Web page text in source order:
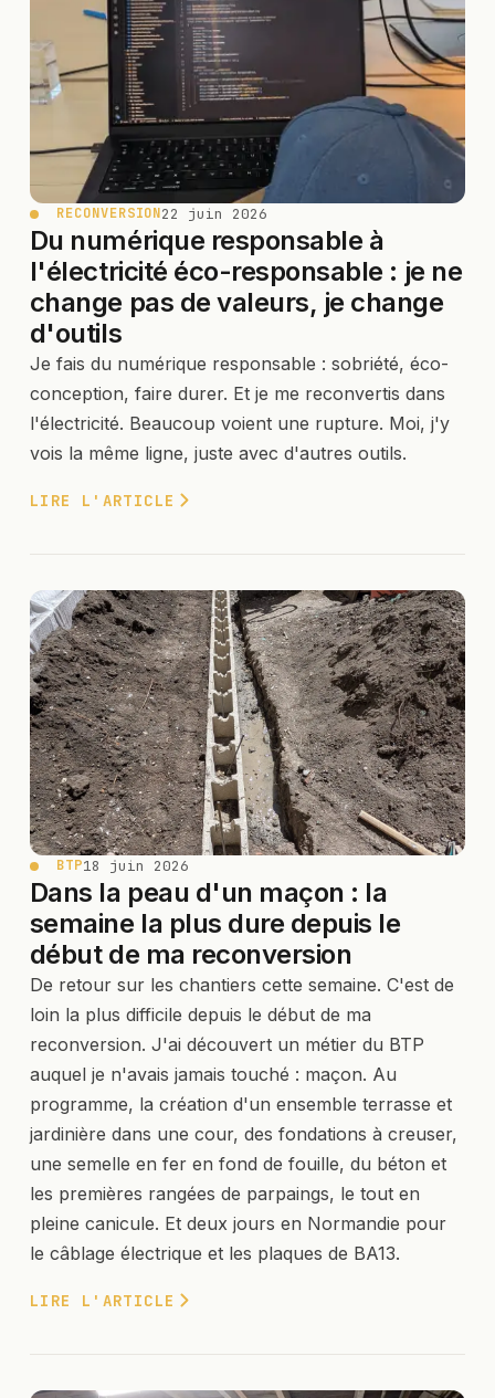
RECONVERSION22 juin 2026
Du numérique responsable à
l'électricité éco-responsable : je ne
change pas de valeurs, je change
d'outils
Je fais du numérique responsable : sobriété, éco-
conception, faire durer. Et je me reconvertis dans
l'électricité. Beaucoup voient une rupture. Moi, j'y
vois la même ligne, juste avec d'autres outils.
LIRE L'ARTICLE
BTP18 juin 2026
Dans la peau d'un maçon : la
semaine la plus dure depuis le
début de ma reconversion
De retour sur les chantiers cette semaine. C'est de
loin la plus difficile depuis le début de ma
reconversion. J'ai découvert un métier du BTP
auquel je n'avais jamais touché : maçon. Au
programme, la création d'un ensemble terrasse et
jardinière dans une cour, des fondations à creuser,
une semelle en fer en fond de fouille, du béton et
les premières rangées de parpaings, le tout en
pleine canicule. Et deux jours en Normandie pour
le câblage électrique et les plaques de BA13.
LIRE L'ARTICLE